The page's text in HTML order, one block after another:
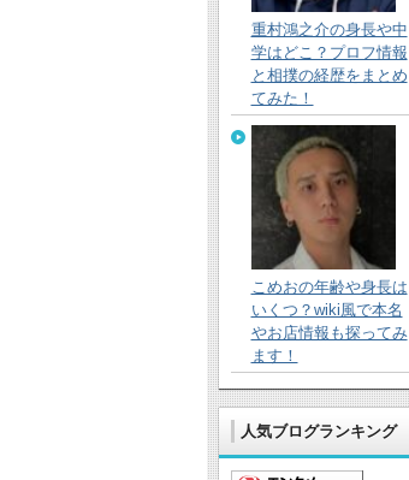
重村鴻之介の身長や中
学はどこ？プロフ情報
と相撲の経歴をまとめ
てみた！
こめおの年齢や身長は
いくつ？wiki風で本名
やお店情報も探ってみ
ます！
人気ブログランキング